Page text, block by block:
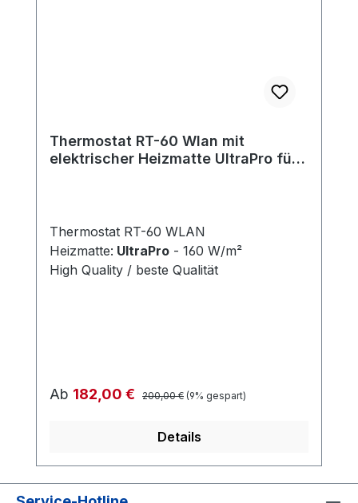
Thermostat RT-60 Wlan mit
elektrischer Heizmatte UltraPro für
Thermostat RT-60 WLAN
Heizmatte: UltraPro - 160 W/m²
High Quality / beste Qualität
Verkaufspreis:
Ab 182,00 € Regulärer Preis:
200,00 € (9% gespart)
Details